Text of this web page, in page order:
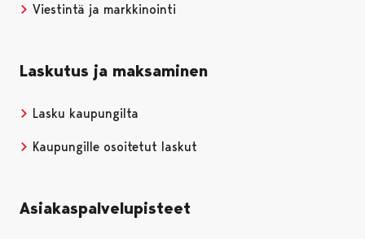
Viestintä ja markkinointi
Laskutus ja maksaminen
Lasku kaupungilta
Kaupungille osoitetut laskut
Asiakaspalvelupisteet